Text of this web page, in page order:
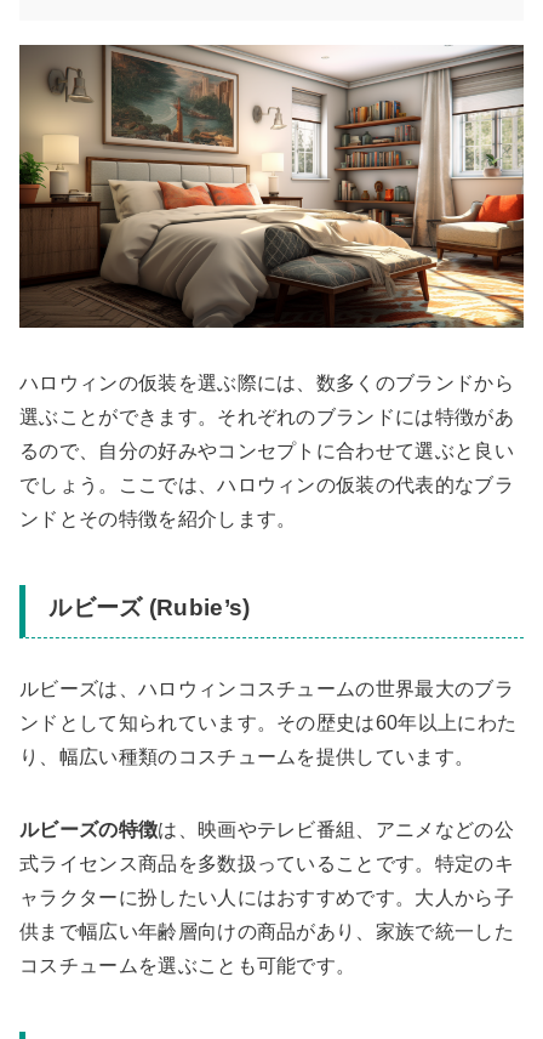
ハロウィンの仮装を選ぶ際には、数多くのブランドから
選ぶことができます。それぞれのブランドには特徴があ
るので、自分の好みやコンセプトに合わせて選ぶと良い
でしょう。ここでは、ハロウィンの仮装の代表的なブラ
ンドとその特徴を紹介します。
ルビーズ (Rubie’s)
ルビーズは、ハロウィンコスチュームの世界最大のブラ
ンドとして知られています。その歴史は60年以上にわた
り、幅広い種類のコスチュームを提供しています。
ルビーズの特徴は、映画やテレビ番組、アニメなどの公
式ライセンス商品を多数扱っていることです。特定のキ
ャラクターに扮したい人にはおすすめです。大人から子
供まで幅広い年齢層向けの商品があり、家族で統一した
コスチュームを選ぶことも可能です。